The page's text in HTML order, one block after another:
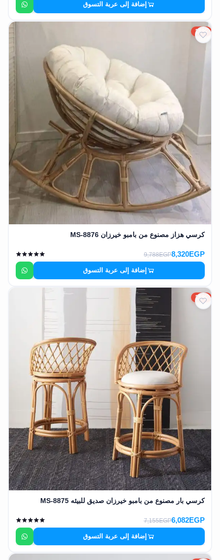
إضافة إلى عربة التسوق
15%
كرسي هزاز مصنوع من بامبو خيرزان MS-8876
8,320EGP
9,788EGP
إضافة إلى عربة التسوق
15%
كرسي بار مصنوع من بامبو خيرزان صديق للبيئه MS-8875
6,082EGP
7,155EGP
إضافة إلى عربة التسوق